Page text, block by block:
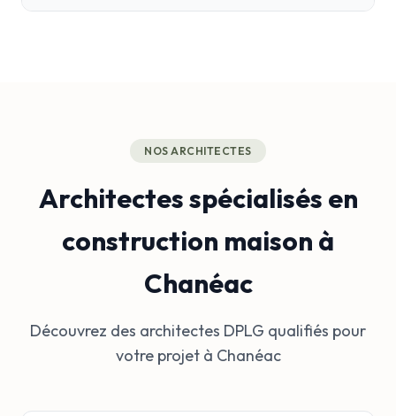
NOS ARCHITECTES
Architectes spécialisés en
construction maison à
Chanéac
Découvrez des architectes DPLG qualifiés pour
votre projet à Chanéac